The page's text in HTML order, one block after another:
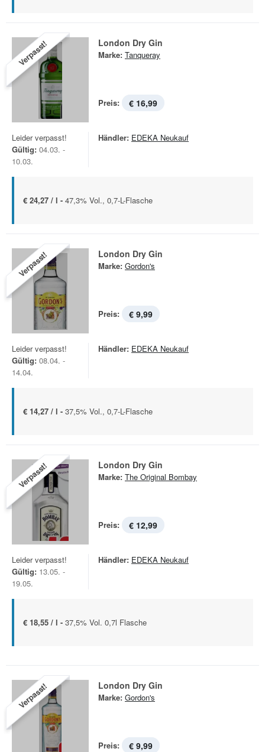
Verpasst! London Dry Gin
Marke: Tanqueray
Preis: € 16,99
Leider verpasst!
Gültig: 04.03. -
10.03.
Händler: EDEKA Neukauf
€ 24,27 / l - 47,3% Vol., 0,7-L-Flasche
Verpasst! London Dry Gin
Marke: Gordon's
Preis: € 9,99
Leider verpasst!
Gültig: 08.04. -
14.04.
Händler: EDEKA Neukauf
€ 14,27 / l - 37,5% Vol., 0,7-L-Flasche
Verpasst! London Dry Gin
Marke: The Original Bombay
Preis: € 12,99
Leider verpasst!
Gültig: 13.05. -
19.05.
Händler: EDEKA Neukauf
€ 18,55 / l - 37,5% Vol. 0,7l Flasche
Verpasst! London Dry Gin
Marke: Gordon's
Preis: € 9,99